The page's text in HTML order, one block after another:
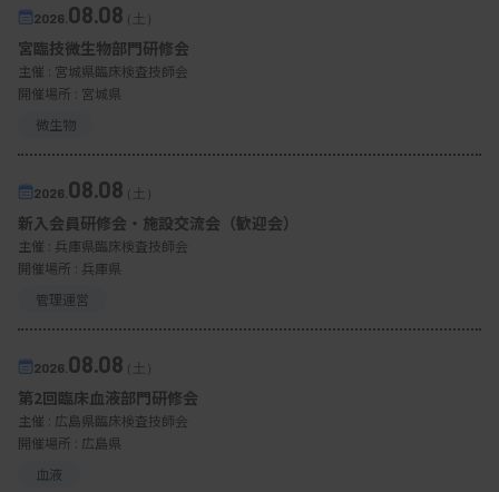
2026. 08.08（土）
宮臨技微生物部門研修会
主催 : 宮城県臨床検査技師会
開催場所 : 宮城県
微生物
2026. 08.08（土）
新入会員研修会・施設交流会（歓迎会）
主催 : 兵庫県臨床検査技師会
開催場所 : 兵庫県
管理運営
2026. 08.08（土）
第2回臨床血液部門研修会
主催 : 広島県臨床検査技師会
開催場所 : 広島県
血液